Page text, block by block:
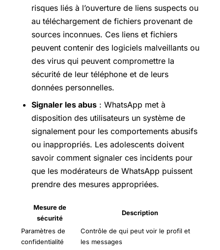
risques liés à l’ouverture de liens suspects ou
au téléchargement de fichiers provenant de
sources inconnues. Ces liens et fichiers
peuvent contenir des logiciels malveillants ou
des virus qui peuvent compromettre la
sécurité de leur téléphone et de leurs
données personnelles.
Signaler les abus : WhatsApp met à
disposition des utilisateurs un système de
signalement pour les comportements abusifs
ou inappropriés. Les adolescents doivent
savoir comment signaler ces incidents pour
que les modérateurs de WhatsApp puissent
prendre des mesures appropriées.
Mesure de
sécurité
Description
Paramètres de
confidentialité
Contrôle de qui peut voir le profil et
les messages